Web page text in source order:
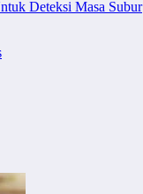
Deteksi Masa Subur